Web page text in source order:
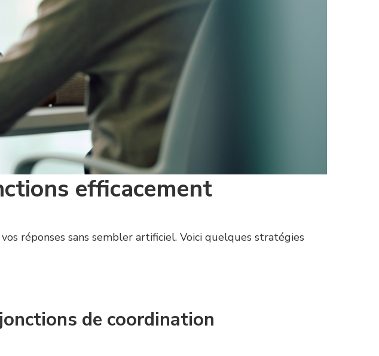
efficacement
réponses sans sembler artificiel. Voici quelques stratégies
de coordination